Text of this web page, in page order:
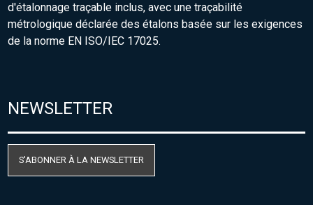
d'étalonnage traçable inclus, avec une traçabilité
métrologique déclarée des étalons basée sur les exigences
de la norme EN ISO/IEC 17025.
NEWSLETTER
S'ABONNER À LA NEWSLETTER